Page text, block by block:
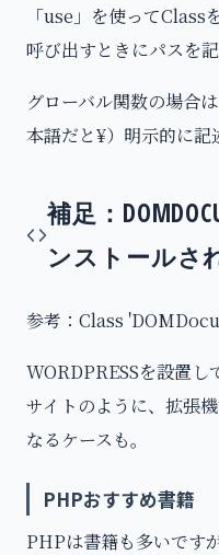
「use」を使って
呼び出すときにパスを記
グローバル関数の場合
本語だと¥）明示的に記
補足：
ンストールさ
参考：Class
WORDPRESSを設置し
サイトのように、拡張
なるケースも。
PHPおすすめ書籍
PHPは書籍も多いです